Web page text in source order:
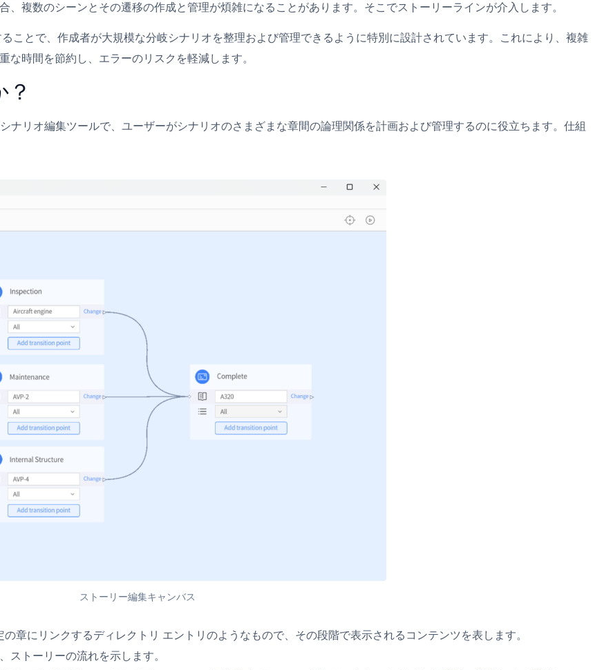
複数のシーンとその遷移の作成と管理が煩雑になることがあります。そこでストーリーラインが介入します。
ことで、作成者が大規模な分岐シナリオを整理および管理できるように特別に設計されています。これにより、複雑
時間を節約し、エラーのリスクを軽減します。
ナリオ編集ツールで、ユーザーがシナリオのさまざまな章間の論理関係を計画および管理するのに役立ちます。仕組
ストーリー編集キャンバス
章にリンクするディレクトリ エントリのようなもので、その段階で表示されるコンテンツを表します。
ストーリーの流れを示します。